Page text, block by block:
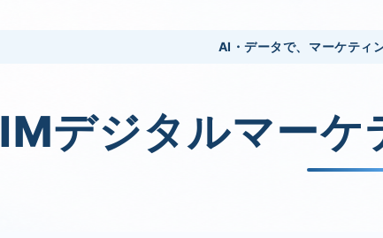
AI・データで、マーケティ
IMデジタルマーケ